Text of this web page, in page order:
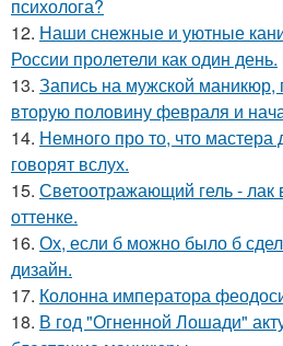
психолога?
12. Наши снежные и уютные
России пролетели как один день.
13. Запись на мужской маникюр,
вторую половину февраля и
14. Немного про то, что
говорят вслух.
15. Светоотражающий гель - лак
оттенке.
16. Ох, если б можно было б
дизайн.
17. Колонна императора
18. В год "Огненной Лошади"